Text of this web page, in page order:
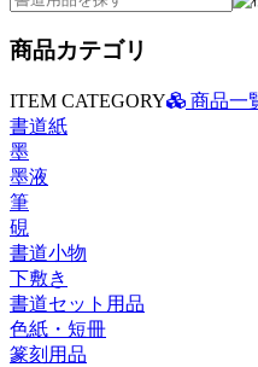
商品カテゴリ
ITEM CATEGORY
商品一
書道紙
墨
墨液
筆
硯
書道小物
下敷き
書道セット用品
色紙・短冊
篆刻用品